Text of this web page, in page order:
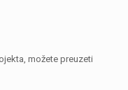
možete preuzeti